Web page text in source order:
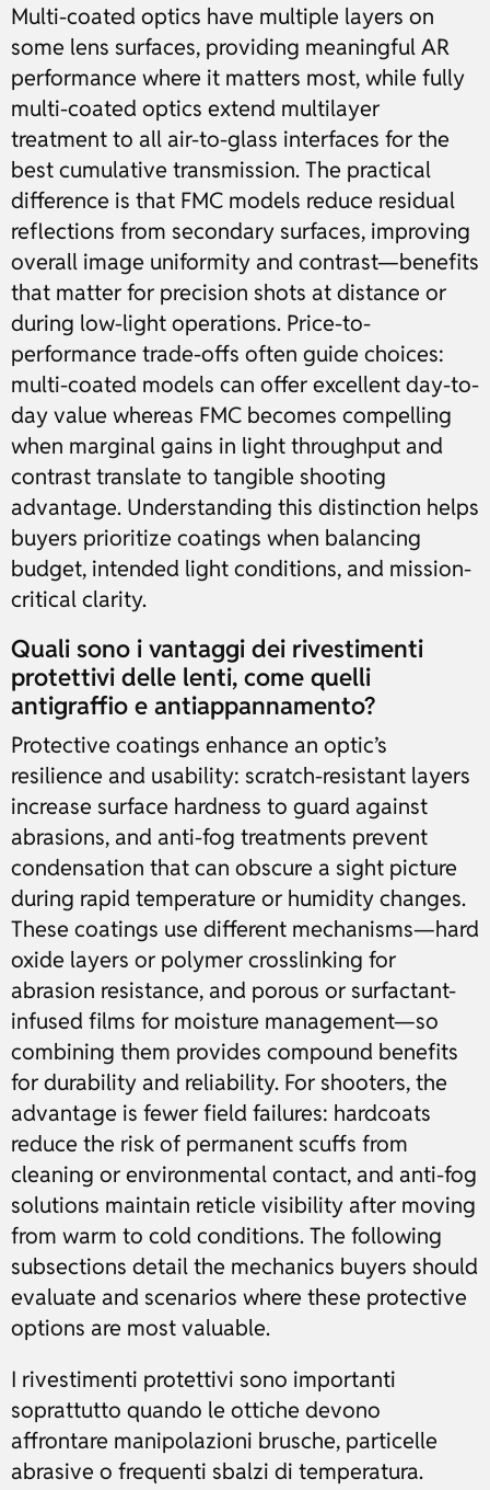
Multi-coated optics have multiple layers on
some lens surfaces, providing meaningful AR
performance where it matters most, while fully
multi-coated optics extend multilayer
treatment to all air-to-glass interfaces for the
best cumulative transmission. The practical
difference is that FMC models reduce residual
reflections from secondary surfaces, improving
overall image uniformity and contrast—benefits
that matter for precision shots at distance or
during low-light operations. Price-to-
performance trade-offs often guide choices:
multi-coated models can offer excellent day-to-
day value whereas FMC becomes compelling
when marginal gains in light throughput and
contrast translate to tangible shooting
advantage. Understanding this distinction helps
buyers prioritize coatings when balancing
budget, intended light conditions, and mission-
critical clarity.
Quali sono i vantaggi dei rivestimenti
protettivi delle lenti, come quelli
antigraffio e antiappannamento?
Protective coatings enhance an optic’s
resilience and usability: scratch-resistant layers
increase surface hardness to guard against
abrasions, and anti-fog treatments prevent
condensation that can obscure a sight picture
during rapid temperature or humidity changes.
These coatings use different mechanisms—hard
oxide layers or polymer crosslinking for
abrasion resistance, and porous or surfactant-
infused films for moisture management—so
combining them provides compound benefits
for durability and reliability. For shooters, the
advantage is fewer field failures: hardcoats
reduce the risk of permanent scuffs from
cleaning or environmental contact, and anti-fog
solutions maintain reticle visibility after moving
from warm to cold conditions. The following
subsections detail the mechanics buyers should
evaluate and scenarios where these protective
options are most valuable.
I rivestimenti protettivi sono importanti
soprattutto quando le ottiche devono
affrontare manipolazioni brusche, particelle
abrasive o frequenti sbalzi di temperatura.